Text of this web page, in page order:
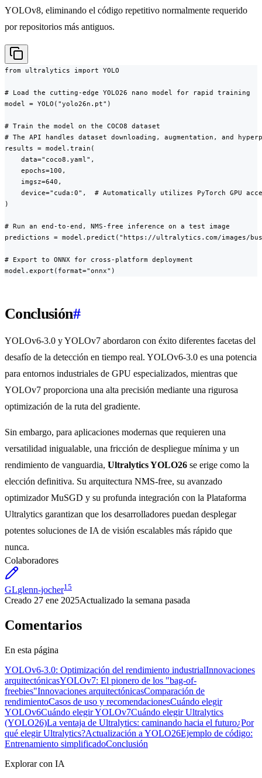
YOLOv8, eliminando el código repetitivo normalmente requerido
por repositorios más antiguos.
from ultralytics import YOLO
# Load the cutting-edge YOLO26 nano model for rapid training
model = YOLO("yolo26n.pt")
# Train the model on the COCO8 dataset
# The API handles dataset downloading, augmentation, and
results = model.train(
    data="coco8.yaml",
    epochs=100,
    imgsz=640,
device="cuda:0",  # Automatically utilizes PyTorch GPU
)
# Run an end-to-end, NMS-free inference on a test image
predictions = model.predict("https://ultralytics.com/images/
# Export to ONNX for cross-platform deployment
model.export(format="onnx")
Conclusión#
YOLOv6-3.0 y YOLOv7 abordaron con éxito diferentes facetas del
desafío de la detección en tiempo real. YOLOv6-3.0 es una potencia
para entornos industriales de GPU especializados, mientras que
YOLOv7 proporciona una alta precisión mediante una rigurosa
optimización de la ruta del gradiente.
Sin embargo, para aplicaciones modernas que requieren una
versatilidad inigualable, una fricción de despliegue mínima y un
rendimiento de vanguardia, Ultralytics YOLO26 se erige como la
elección definitiva. Su arquitectura NMS-free, su avanzado
optimizador MuSGD y su profunda integración con la Plataforma
Ultralytics garantizan que los desarrolladores puedan desplegar
potentes soluciones de IA de visión escalables más rápido que
nunca.
Colaboradores
GLglenn-jocher15
Creado 27 ene 2025Actualizado la semana pasada
Comentarios
En esta página
YOLOv6-3.0: Optimización del rendimiento industrialInnovaciones
arquitectónicasYOLOv7: El pionero de los "bag-of-
freebies"Innovaciones arquitectónicasComparación de
rendimientoCasos de uso y recomendacionesCuándo elegir
YOLOv6Cuándo elegir YOLOv7Cuándo elegir Ultralytics
(YOLO26)La ventaja de Ultralytics: caminando hacia el futuro¿Por
qué elegir Ultralytics?Actualización a YOLO26Ejemplo de código:
Entrenamiento simplificadoConclusión
Explorar con IA